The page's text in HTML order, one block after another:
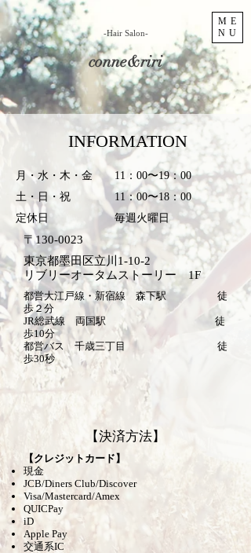
ME
NU
conne&riri
​-Hair Salon-
INFORMATION
月・水・木・金 11：00〜19：00
土・日・祝 11：00〜18：00
定休日 毎週火曜日
〒130-0023
東京都墨田区立川1-10-2
リブリーオータムストーリー 1F
都営大江戸線・新宿線 森下駅 徒
歩２分
JR総武線 両国駅
徒
歩10分
​都営バス 千歳三丁目 徒
歩30秒
​【決済方法】
【クレジットカード】
現金
JCB/Diners Club/Discover
​Visa/Mastercard/Amex
QUICPay
iD
Apple Pay
​交通系IC